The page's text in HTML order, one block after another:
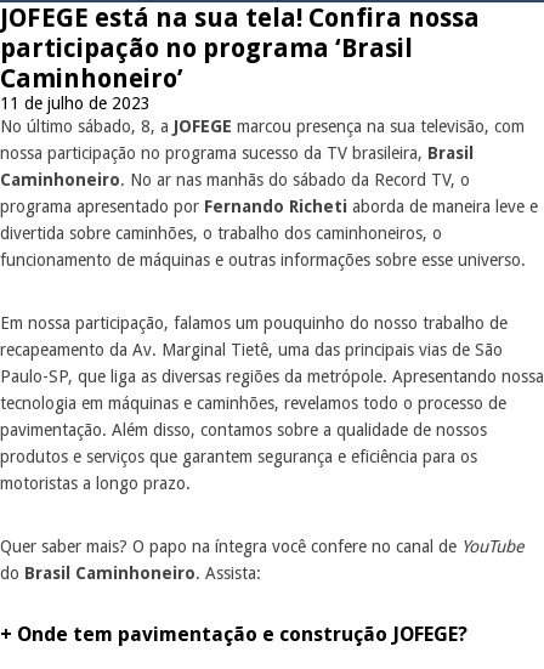
JOFEGE está na sua tela! Confira nossa
participação no programa ‘Brasil
Caminhoneiro’
11 de julho de 2023
No último sábado, 8, a JOFEGE marcou presença na sua televisão, com
nossa participação no programa sucesso da TV brasileira, Brasil
Caminhoneiro. No ar nas manhãs do sábado da Record TV, o
programa apresentado por Fernando Richeti aborda de maneira leve e
divertida sobre caminhões, o trabalho dos caminhoneiros, o
funcionamento de máquinas e outras informações sobre esse universo.
Em nossa participação, falamos um pouquinho do nosso trabalho de
recapeamento da Av. Marginal Tietê, uma das principais vias de São
Paulo-SP, que liga as diversas regiões da metrópole. Apresentando nossa
tecnologia em máquinas e caminhões, revelamos todo o processo de
pavimentação. Além disso, contamos sobre a qualidade de nossos
produtos e serviços que garantem segurança e eficiência para os
motoristas a longo prazo.
Quer saber mais? O papo na íntegra você confere no canal de YouTube
do Brasil Caminhoneiro. Assista:
+ Onde tem pavimentação e construção JOFEGE?